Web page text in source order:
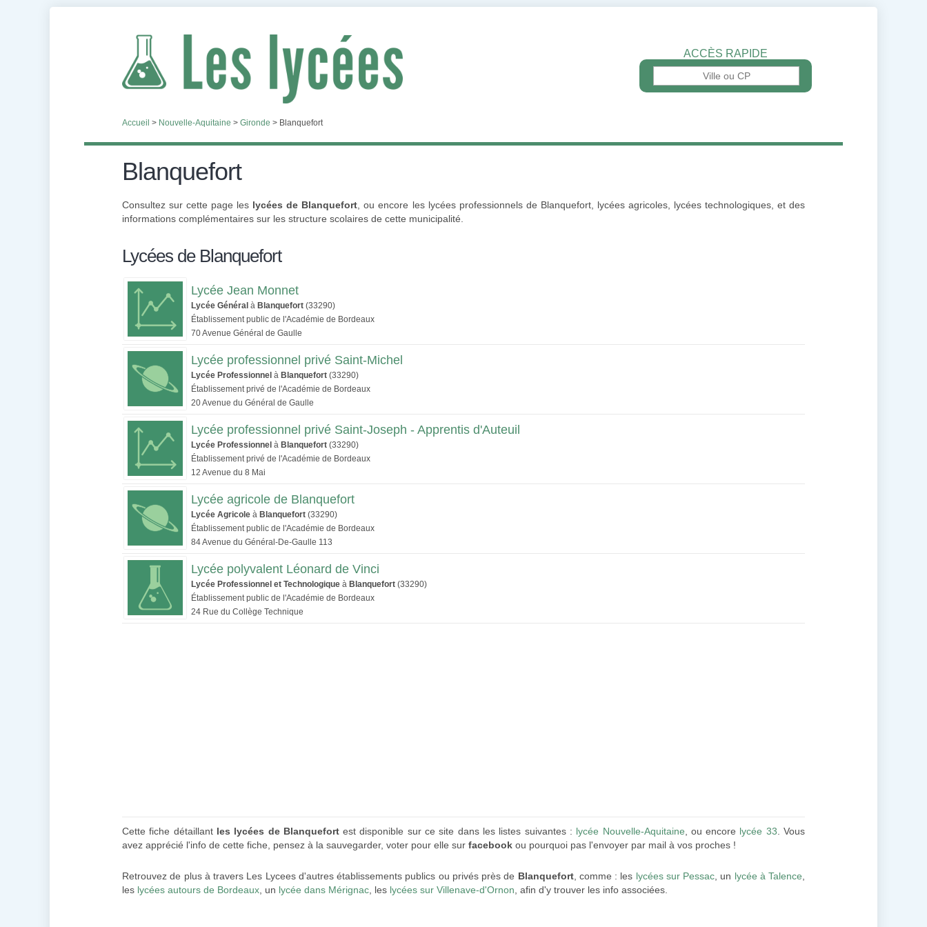
ACCÈS RAPIDE
Accueil > Nouvelle-Aquitaine > Gironde > Blanquefort
Blanquefort
Consultez sur cette page les lycées de Blanquefort , ou encore les lycées professionnels de Blanquefort, lycées agricoles, lycées technologiques, et des
informations complémentaires sur les structure scolaires de cette municipalité.
Lycées de Blanquefort
Lycée Jean Monnet
Lycée Général à Blanquefort (33290)
Établissement public de l'Académie de Bordeaux
70 Avenue Général de Gaulle
Lycée professionnel privé Saint-Michel
Lycée Professionnel à Blanquefort (33290)
Établissement privé de l'Académie de Bordeaux
20 Avenue du Général de Gaulle
Lycée professionnel privé Saint-Joseph - Apprentis d'Auteuil
Lycée Professionnel à Blanquefort (33290)
Établissement privé de l'Académie de Bordeaux
12 Avenue du 8 Mai
Lycée agricole de Blanquefort
Lycée Agricole à Blanquefort (33290)
Établissement public de l'Académie de Bordeaux
84 Avenue du Général-De-Gaulle 113
Lycée polyvalent Léonard de Vinci
Lycée Professionnel et Technologique à Blanquefort (33290)
Établissement public de l'Académie de Bordeaux
24 Rue du Collège Technique
Cette fiche détaillant les lycées de Blanquefortest disponible sur ce site dans les listes suivantes : lycée Nouvelle-Aquitaine , ou encore lycée 33 . Vous
avez apprécié l'info de cette fiche, pensez à la sauvegarder, voter pour elle sur facebook ou pourquoi pas l'envoyer par mail à vos proches !
Retrouvez de plus à travers Les Lycees d'autres établissements publics ou privés près de Blanquefort, comme : les lycées sur Pessac , un lycée à Talence
les lycées autours de Bordeaux , un lycée dans Mérignac , les lycées sur Villenave-d'Ornon , afin d'y trouver les info associées.